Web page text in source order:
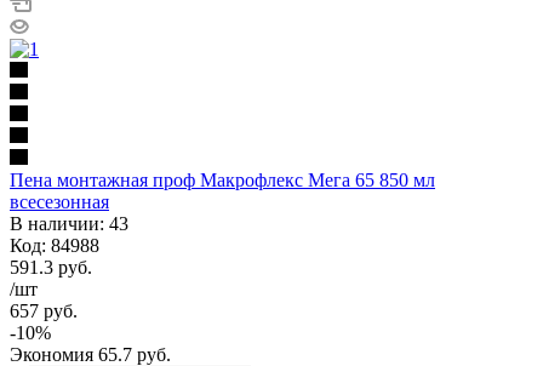
Пена монтажная проф Макрофлекс Мега 65 850 мл
всесезонная
В наличии: 43
Код: 84988
591.3 руб.
/шт
657 руб.
-10%
Экономия 65.7 руб.